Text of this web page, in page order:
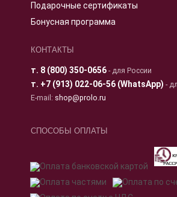
Подарочные сертификаты
Бонусная программа
КОНТАКТЫ
т. 8 (800) 350-0656- для России
т. +7 (913) 022-06-56 (WhatsApp) -
E-mail: shop@prolo.ru
СПОСОБЫ ОПЛАТЫ